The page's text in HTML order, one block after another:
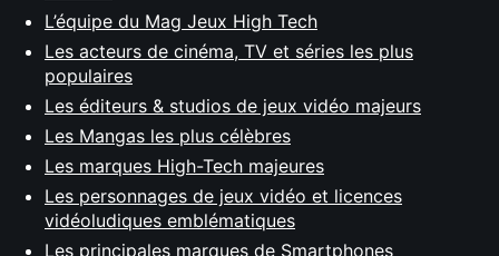
L’équipe du Mag Jeux High Tech
Les acteurs de cinéma, TV et séries les plus
populaires
Les éditeurs & studios de jeux vidéo majeurs
Les Mangas les plus célèbres
Les marques High-Tech majeures
Les personnages de jeux vidéo et licences
vidéoludiques emblématiques
Les principales marques de Smartphones